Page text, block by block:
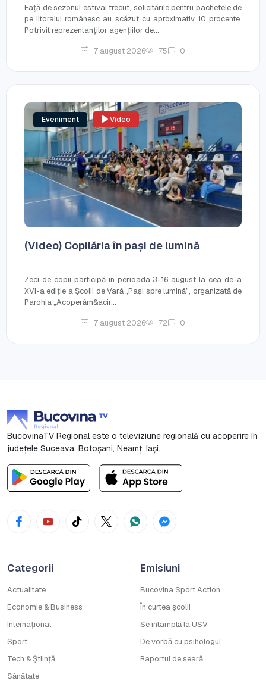
Față de sezonul estival trecut, solicitările pentru pachetele de
pe litoralul românesc au scăzut cu aproximativ 10 procente.
Potrivit reprezentanților agențiilor de...
7 august 2026 75 0
Eveniment Video
(Video) Copilăria în pași de lumină
Zeci de copii participă în perioada 3-16 august la cea de-a
XVI-a ediție a Școlii de Vară „Pași spre lumină”, organizată de
Parohia „Acoperăm&acir...
7 august 2026 72 0
BucovinaTV Regional este o televiziune regională cu acoperire în
județele Suceava, Botoşani, Neamț, Iași.
Categorii
Actualitate
Economie & Business
Internațional
Sport
Tech & Știință
Sănătate
Emisiuni
Bucovina Sport Action
În curtea școlii
Se întâmplă la USV
De vorbă cu psihologul
Raportul de seară